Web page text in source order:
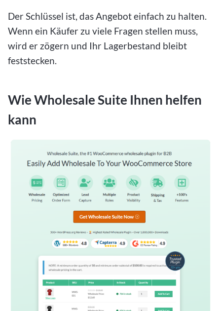
Der Schlüssel ist, das Angebot einfach zu halten.
Wenn ein Käufer zu viele Fragen stellen muss,
wird er zögern und Ihr Lagerbestand bleibt
feststecken.
Wie Wholesale Suite Ihnen helfen
kann